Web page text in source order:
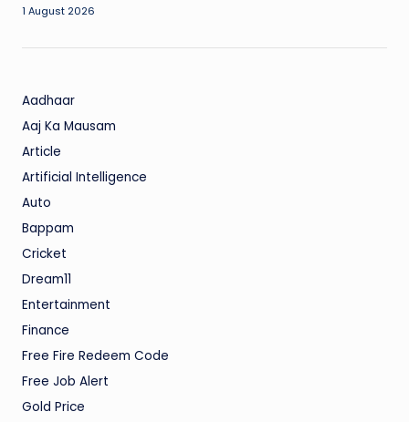
1 August 2026
Aadhaar
Aaj Ka Mausam
Article
Artificial Intelligence
Auto
Bappam
Cricket
Dream11
Entertainment
Finance
Free Fire Redeem Code
Free Job Alert
Gold Price